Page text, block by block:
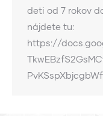
deti od 7 rokov
nájdete tu:
https://